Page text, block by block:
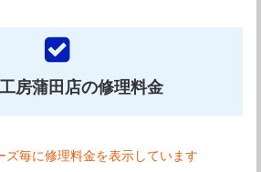
日：11:00～21:00/土日祝：10:00～
・キホーテ蒲田に準ずる
舗詳細を確認する
急プラザ蒲田店の紹介
アクセスの良い場所にあるiPhone修
房蒲田店の修理料金
ズ毎に修理料金を表示しています